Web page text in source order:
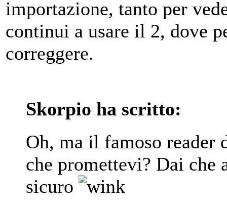
importazione, tanto per
continui a usare il 2, dove
correggere.
Skorpio ha scritto:
Oh, ma il famoso
che promettevi? Dai che
sicuro